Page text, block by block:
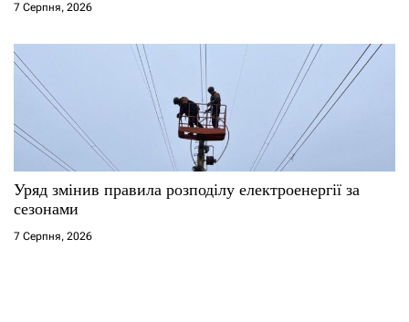
7 Серпня, 2026
Уряд змінив правила розподілу електроенергії за
сезонами
7 Серпня, 2026